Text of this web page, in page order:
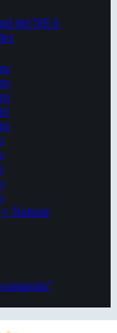
del NEA
Natural